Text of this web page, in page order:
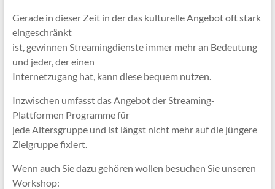
Gerade in dieser Zeit in der das kulturelle Angebot oft stark
eingeschränkt
ist, gewinnen Streamingdienste immer mehr an Bedeutung
und jeder, der einen
Internetzugang hat, kann diese bequem nutzen.
Inzwischen umfasst das Angebot der Streaming-
Plattformen Programme für
jede Altersgruppe und ist längst nicht mehr auf die jüngere
Zielgruppe fixiert.
Wenn auch Sie dazu gehören wollen besuchen Sie unseren
Workshop: